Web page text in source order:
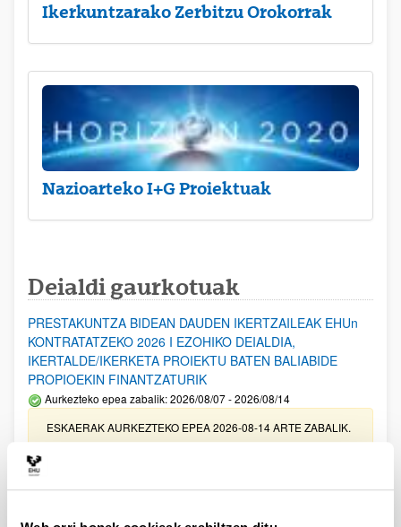
Ikerkuntzarako Zerbitzu Orokorrak
Nazioarteko I+G Proiektuak
Deialdi gaurkotuak
PRESTAKUNTZA BIDEAN DAUDEN IKERTZAILEAK EHUn
KONTRATATZEKO 2026 I EZOHIKO DEIALDIA,
IKERTALDE/IKERKETA PROIEKTU BATEN BALIABIDE
PROPIOEKIN FINANTZATURIK
Aurkezteko epea zabalik: 2026/08/07 - 2026/08/14
ESKAERAK AURKEZTEKO EPEA 2026-08-14 ARTE ZABALIK.
UPV/EHUn Azpiegitura Zientifikoa eta Funts Bibliografikoak
erosi eta berritzeko laguntzak 2026